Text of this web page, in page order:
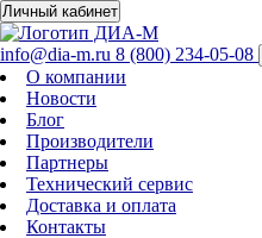
Личный кабинет
info@dia-m.ru 8 (800) 234-05-08
О компании
Новости
Блог
Производители
Партнеры
Технический сервис
Доставка и оплата
Контакты